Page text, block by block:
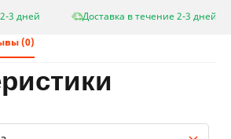
3 дней
Доставка в течение 2-3 дней
(0)